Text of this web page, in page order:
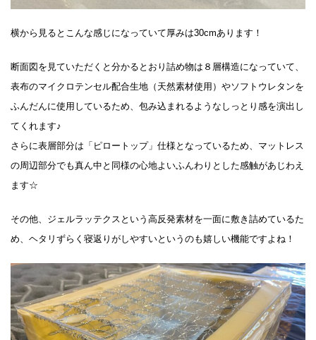
横から見るとこんな感じになっていて厚みは30cmあります！
断面図を見ていただくと分かるとおり詰め物は８層構造になっていて、
表布のマイクロテンセル配合生地（天然素材使用）やソフトウレタンを
ふんだんに使用しているため、包み込まれるようなしっとり感を演出し
てくれます♪
さらに表層部分は「ピロートップ」仕様となっているため、マットレス
の周辺部分でも真ん中と同様の心地よいふんわりとした感触があじわえ
ます☆
その他、ジェルラッテクスという高反発素材を一面に敷き詰めているた
め、ヘタリずらく寝返りがしやすいというのも嬉しい機能ですよね！